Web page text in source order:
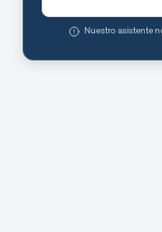
Nuestro asistente